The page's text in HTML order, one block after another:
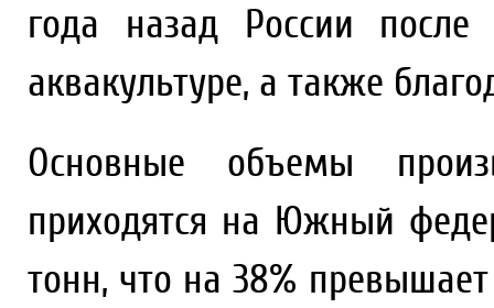
года назад России
аквакультуре, а также
Основные объемы
приходятся на Южный
тонн, что на 38%